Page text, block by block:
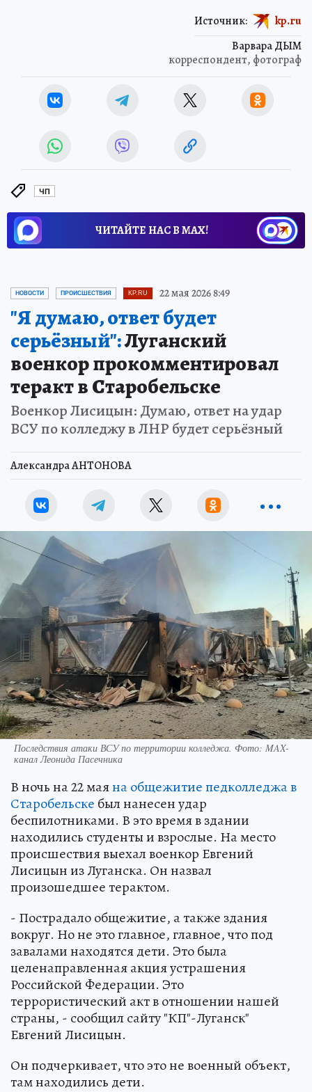
Варвара ДЫМ
корреспондент, фотограф
Источник: kp.ru
ЧП
ЧИТАЙТЕ НАС В МАХ!
НОВОСТИ ПРОИСШЕСТВИЯ KP.RU 22 мая 2026 8:49
"Я думаю, ответ будет
серьёзный":Луганский
военкор прокомментировал
теракт в Старобельске
Военкор Лисицын: Думаю, ответ на удар
ВСУ по колледжу в ЛНР будет серьёзный
Александра АНТОНОВА
Последствия атаки ВСУ по территории колледжа. Фото: MAX-
канал Леонида Пасечника
В ночь на 22 маяна общежитие педколледжа в
Старобельске был нанесен удар
беспилотниками. В это время в здании
находились студенты и взрослые. На место
происшествия выехал военкор Евгений
Лисицын из Луганска. Он назвал
произошедшее терактом.
- Пострадало общежитие, а также здания
вокруг. Но не это главное, главное, что под
завалами находятся дети. Это была
целенаправленная акция устрашения
Российской Федерации. Это
террористический акт в отношении нашей
страны, - сообщил сайту "КП"-Луганск"
Евгений Лисицын.
Он подчеркивает, что это не военный объект,
там находились дети.